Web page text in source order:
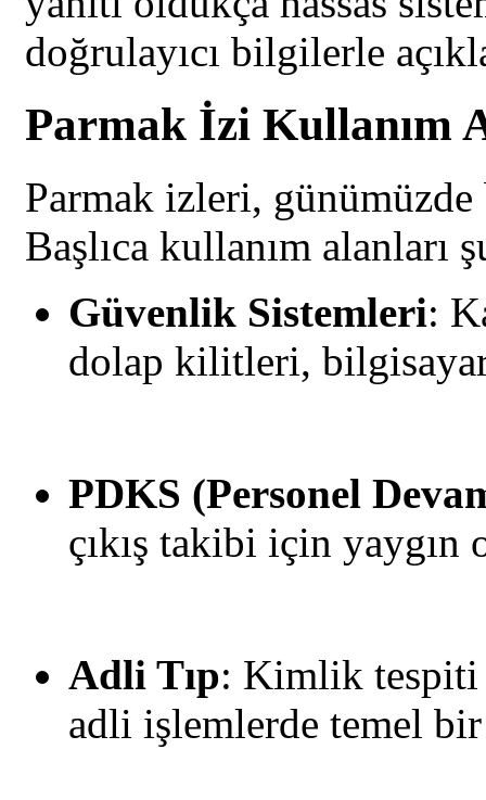
doğrulayıcı bilgilerle
Parmak İzi Kullanım
Parmak izleri,
Başlıca kullanım alanları
Güvenlik Sistemleri:
dolap kilitleri,
PDKS (Personel
çıkış takibi için
Adli Tıp: Kimlik tespiti
adli işlemlerde temel